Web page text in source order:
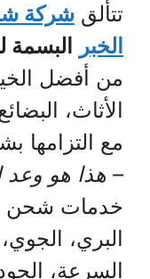
تتألق شركة
الخبر
من أفضل
الأثاث،
مع التزامها
– هذا هو وعد
خدمات شحن
البري،
السرعة،